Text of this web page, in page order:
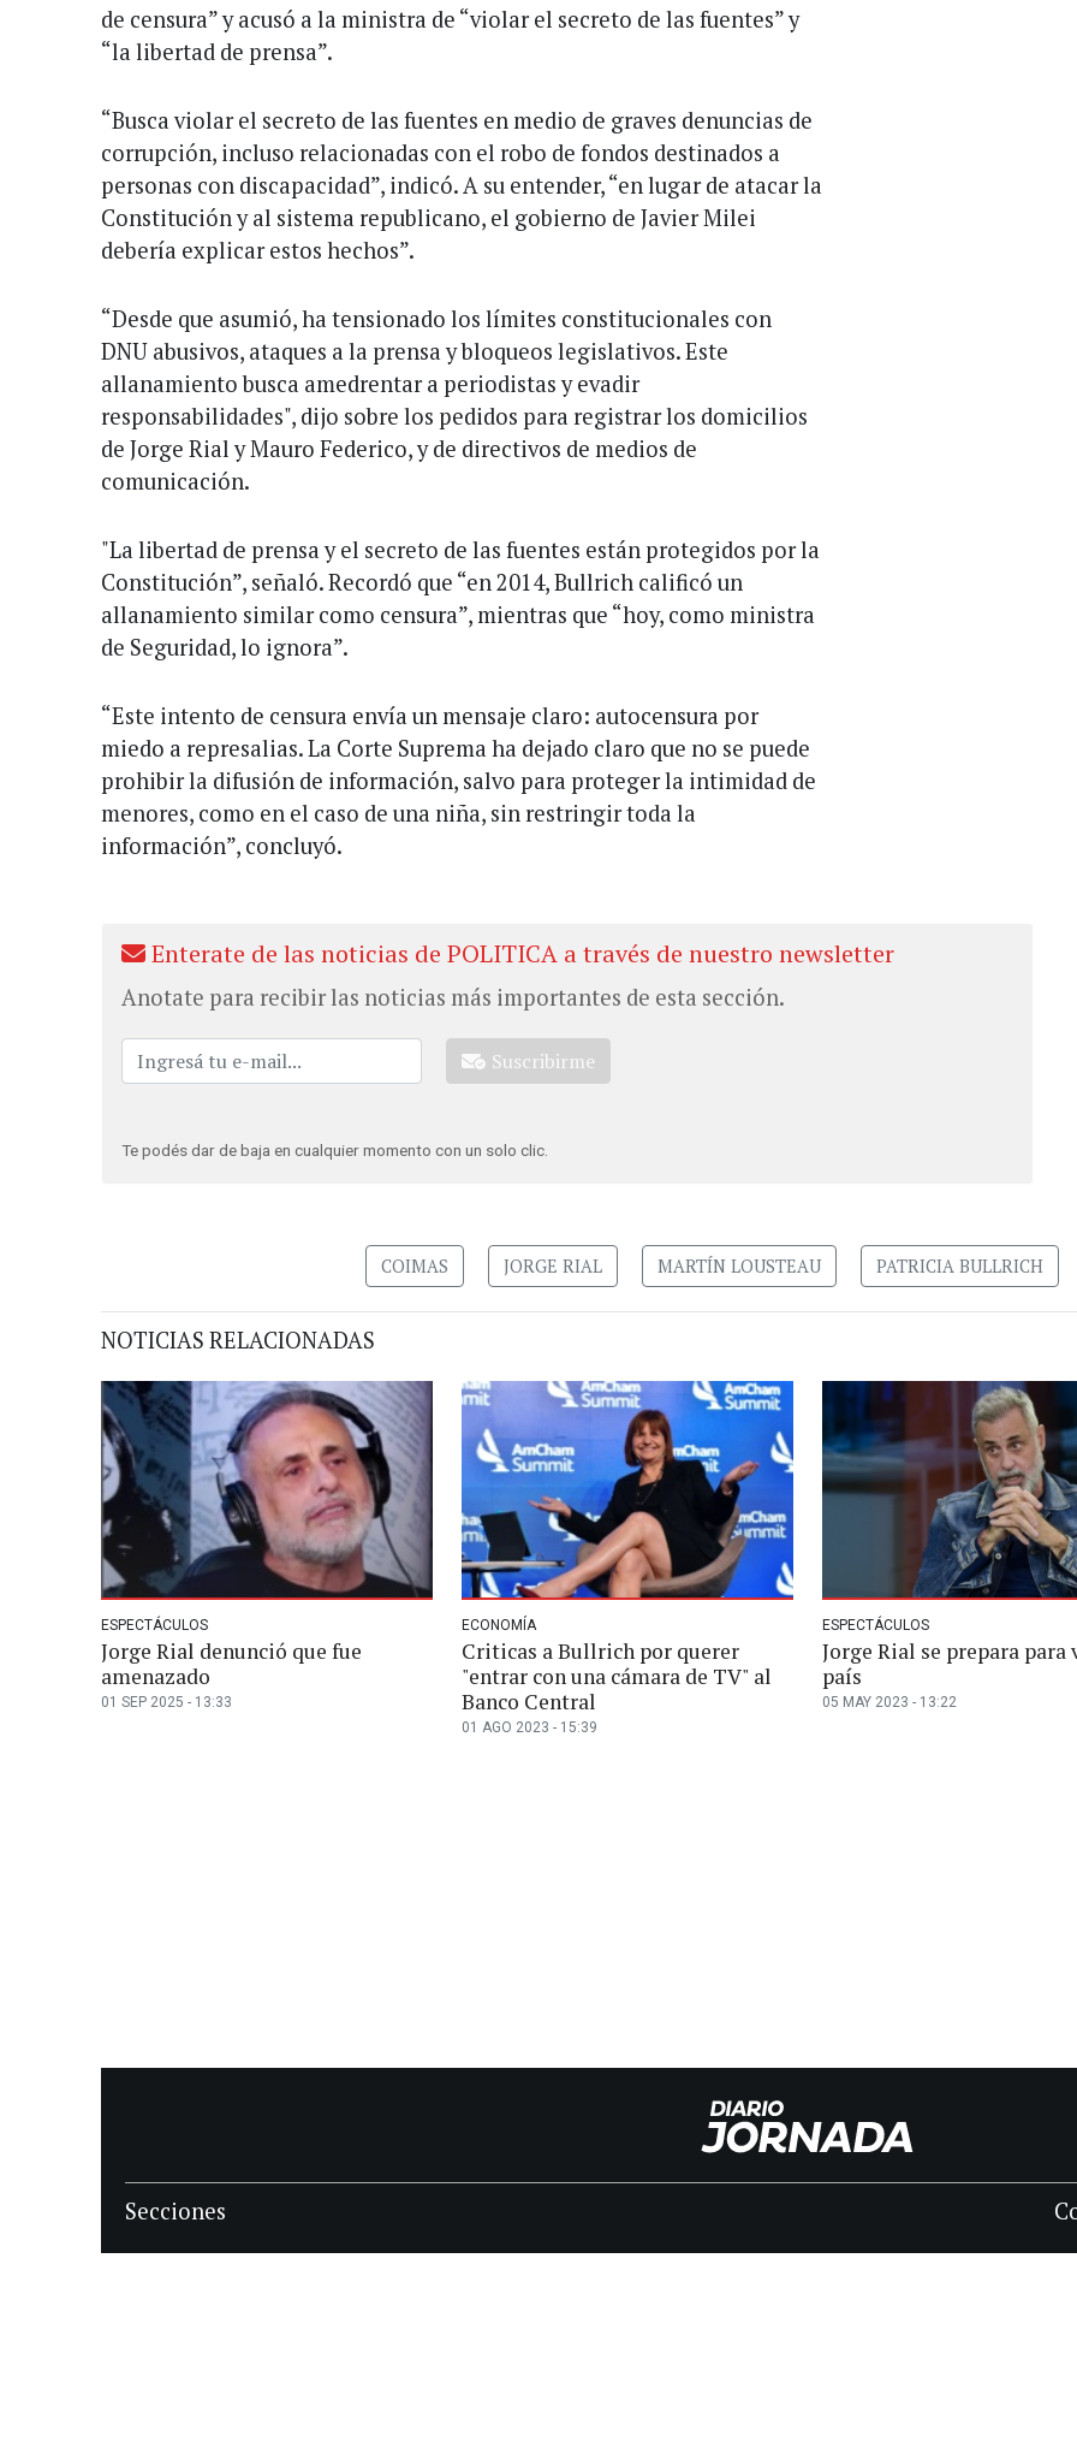
de censura” y acusó a la ministra de “violar el secreto de las fuentes” y
“la libertad de prensa”.
“Busca violar el secreto de las fuentes en medio de graves denuncias de
corrupción, incluso relacionadas con el robo de fondos destinados a
personas con discapacidad”, indicó. A su entender, “en lugar de atacar la
Constitución y al sistema republicano, el gobierno de Javier Milei
debería explicar estos hechos”.
“Desde que asumió, ha tensionado los límites constitucionales con
DNU abusivos, ataques a la prensa y bloqueos legislativos. Este
allanamiento busca amedrentar a periodistas y evadir
responsabilidades", dijo sobre los pedidos para registrar los domicilios
de Jorge Rial y Mauro Federico, y de directivos de medios de
comunicación.
"La libertad de prensa y el secreto de las fuentes están protegidos por la
Constitución”, señaló. Recordó que “en 2014, Bullrich calificó un
allanamiento similar como censura”, mientras que “hoy, como ministra
de Seguridad, lo ignora”.
“Este intento de censura envía un mensaje claro: autocensura por
miedo a represalias. La Corte Suprema ha dejado claro que no se puede
prohibir la difusión de información, salvo para proteger la intimidad de
menores, como en el caso de una niña, sin restringir toda la
información”, concluyó.
Enterate de las noticias de POLITICA a través de nuestro newsletter
Anotate para recibir las noticias más importantes de esta sección.
Suscribirme
Te podés dar de baja en cualquier momento con un solo clic.
COIMAS JORGE RIAL MARTÍN LOUSTEAU PATRICIA BULLRICH
NOTICIAS RELACIONADAS
ESPECTÁCULOS
Jorge Rial denunció que fue
amenazado
01 SEP 2025 - 13:33
ECONOMÍA
Criticas a Bullrich por querer
"entrar con una cámara de TV" al
Banco Central
01 AGO 2023 - 15:39
ESPECTÁCULOS
Jorge Rial se prepara para
país
05 MAY 2023 - 13:22
Secciones